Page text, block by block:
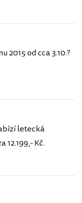
2015 od cca 3.10.?
letecká
Kč.